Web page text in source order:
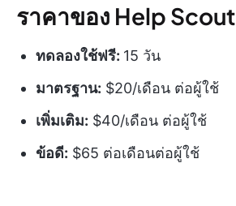
ราคาของ Help Scout
ทดลองใช้ฟรี: 15 วัน
มาตรฐาน: $20/เดือน ต่อผู้ใช้
เพิ่มเติม: $40/เดือน ต่อผู้ใช้
ข้อดี: $65 ต่อเดือนต่อผู้ใช้